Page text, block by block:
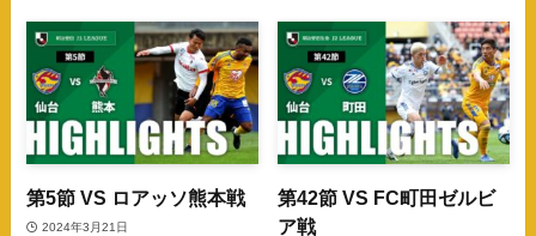
第5節 VS ロアッソ熊本戦
2024年3月21日
第42節 VS FC町田ゼルビ
ア戦